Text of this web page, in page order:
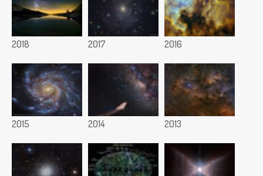
2018 2017 2016
2015 2014 2013